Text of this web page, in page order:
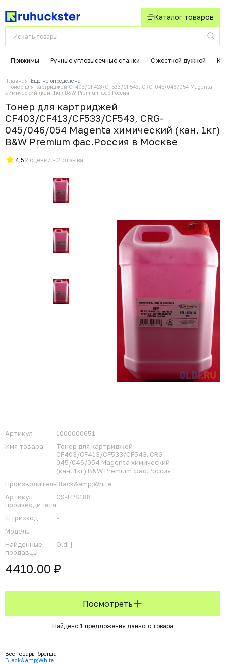
Каталог товаров
Прижимы Ручные угловысечные станки С жесткой дужкой
Главная
Еще не определена
Тонер для картриджей CF403/CF413/CF533/CF543, CRG-045/046/054 Magenta
химический (кан. 1кг) B&W Premium фас.Россия
Тонер для картриджей
CF403/CF413/CF533/CF543, CRG-
045/046/054 Magenta химический (кан. 1кг)
B&W Premium фас.Россия в Москвe
4,52 оценки - 2 отзыва
Артикул
1000000651
Имя товара
Тонер для картриджей
CF403/CF413/CF533/CF543, CRG-
045/046/054 Magenta химический
(кан. 1кг) B&W Premium фас.Россия
ПроизводительBlack&amp;White
Артикул
производителя
CS-EPS188
Штрихкод
-
Модель
-
Найденные
продавцы
Oldi |
4410.00 ₽
Посмотреть
Найдено 1 предложения данного товара
Все товары бренда
Black&amp;White